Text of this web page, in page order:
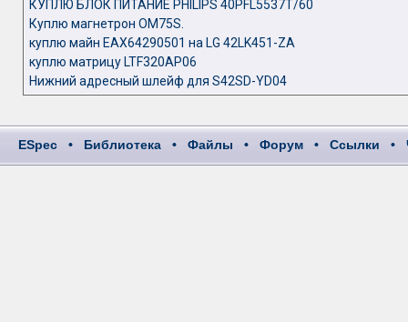
КУПЛЮ БЛОК ПИТАНИЕ PHILIPS 40PFL5537T/60
Куплю магнетрон OM75S.
куплю майн EAX64290501 на LG 42LK451-ZA
куплю матрицу LTF320AP06
Нижний адресный шлейф для S42SD-YD04
ESpec • Библиотека • Файлы • Форум • Ссылки •